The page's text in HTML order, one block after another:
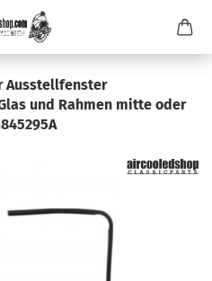
Ausstellfenster
und Rahmen mitte oder